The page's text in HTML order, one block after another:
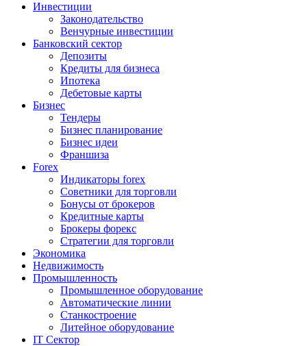
Инвестиции
Законодательство
Венчурные инвестиции
Банковский сектор
Депозиты
Кредиты для бизнеса
Ипотека
Дебетовые карты
Бизнес
Тендеры
Бизнес планирование
Бизнес идеи
Франшиза
Forex
Индикаторы forex
Советники для торговли
Бонусы от брокеров
Кредитные карты
Брокеры форекс
Стратегии для торговли
Экономика
Недвижимость
Промышленность
Промышленное оборудование
Автоматические линии
Станкостроение
Литейное оборудование
IT Сектор